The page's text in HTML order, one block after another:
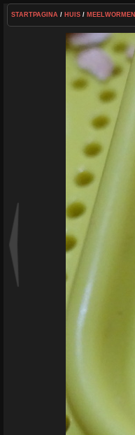
STARTPAGINA / HUIS/ MEELWORMEN